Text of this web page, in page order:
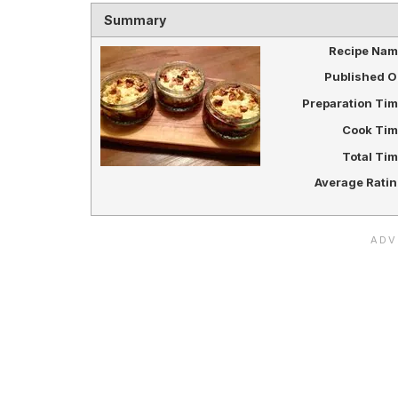
Summary
Recipe
Published
Preparation
Cook
Total
Average